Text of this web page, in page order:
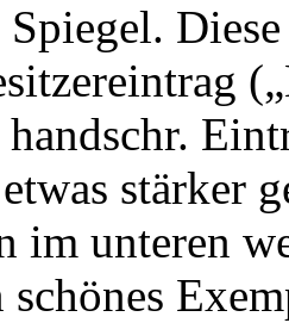
stärker
im unteren
schönes